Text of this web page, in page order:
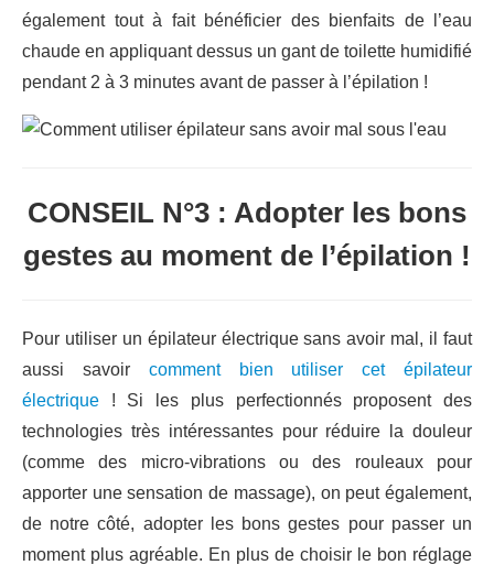
également tout à fait bénéficier des bienfaits de l’eau
chaude en appliquant dessus un gant de toilette humidifié
pendant 2 à 3 minutes avant de passer à l’épilation !
CONSEIL N°3 : Adopter les bons
gestes au moment de l’épilation !
Pour utiliser un épilateur électrique sans avoir mal, il faut
aussi savoir comment bien utiliser cet épilateur
électrique ! Si les plus perfectionnés proposent des
technologies très intéressantes pour réduire la douleur
(comme des micro-vibrations ou des rouleaux pour
apporter une sensation de massage), on peut également,
de notre côté, adopter les bons gestes pour passer un
moment plus agréable. En plus de choisir le bon réglage